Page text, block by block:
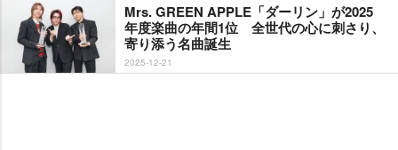
Mrs. GREEN APPLE「ダーリン」が2025
年度楽曲の年間1位 全世代の心に刺さり、
寄り添う名曲誕生
2025-12-21